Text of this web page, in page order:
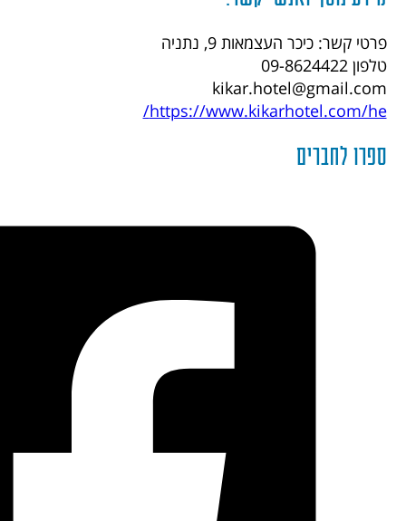
פרטי קשר: כיכר העצמאות 9, נתניה
טלפון 09-8624422
kikar.hotel@gmail.com
https://www.kikarhotel.com/he/
ספרו לחברים